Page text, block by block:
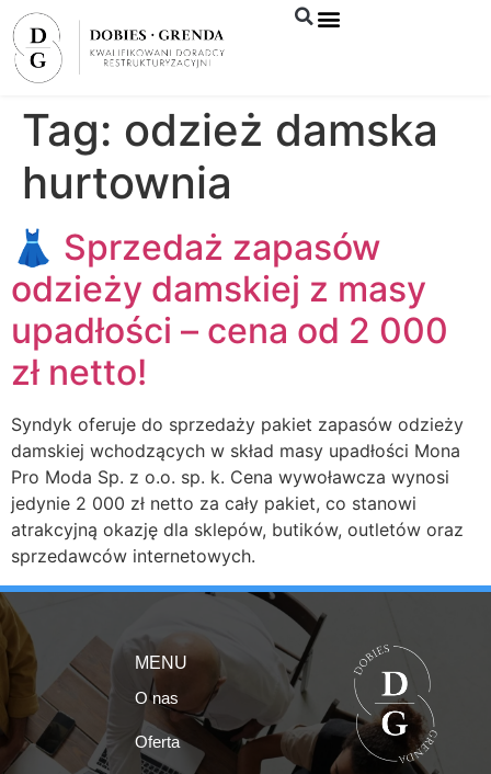
Tag: odzież damska
hurtownia
👗 Sprzedaż zapasów
odzieży damskiej z masy
upadłości – cena od 2 000
zł netto!
Syndyk oferuje do sprzedaży pakiet zapasów odzieży
damskiej wchodzących w skład masy upadłości Mona
Pro Moda Sp. z o.o. sp. k. Cena wywoławcza wynosi
jedynie 2 000 zł netto za cały pakiet, co stanowi
atrakcyjną okazję dla sklepów, butików, outletów oraz
sprzedawców internetowych.
MENU
O nas
Oferta